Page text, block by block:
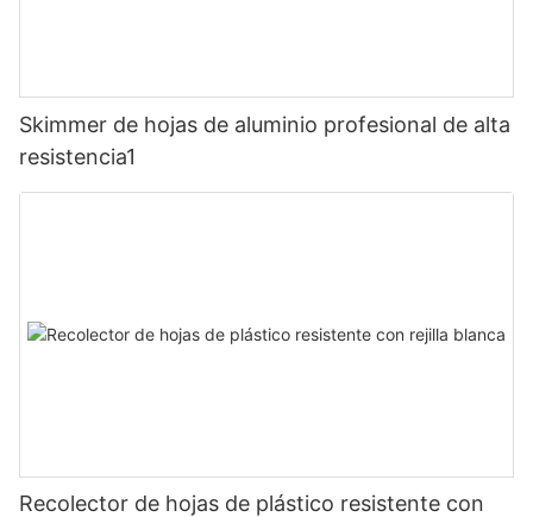
Skimmer de hojas de aluminio profesional de alta
resistencia1
Recolector de hojas de plástico resistente con